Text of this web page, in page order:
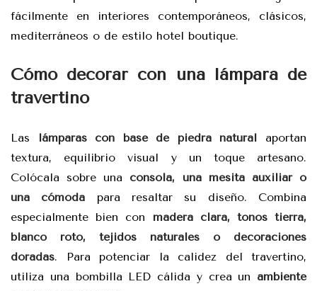
fácilmente en interiores contemporáneos, clásicos,
mediterráneos o de estilo hotel boutique.
Cómo decorar con una lámpara de
travertino
Las lámparas con base de piedra natural aportan
textura, equilibrio visual y un toque artesano.
Colócala sobre una consola, una mesita auxiliar o
una cómoda para resaltar su diseño. Combina
especialmente bien con madera clara, tonos tierra,
blanco roto, tejidos naturales o decoraciones
doradas. Para potenciar la calidez del travertino,
utiliza una bombilla LED cálida y crea un ambiente